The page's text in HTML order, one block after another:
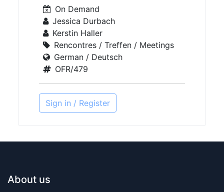
On Demand
Jessica Durbach
Kerstin Haller
Rencontres / Treffen / Meetings
German / Deutsch
OFR/479
Sign in / Register
About us